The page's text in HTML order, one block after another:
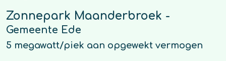
Zonnepark Maanderbroek -
Gemeente Ede
5 megawatt/piek aan opgewekt vermogen